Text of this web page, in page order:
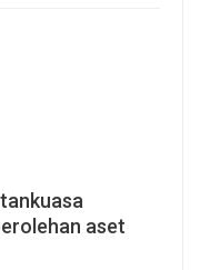
aset